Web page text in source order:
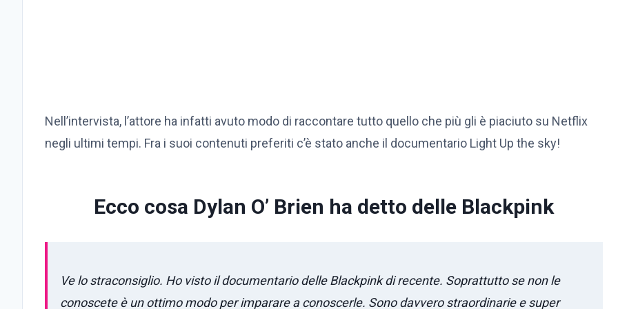
Nell’intervista, l’attore ha infatti avuto modo di raccontare tutto quello che più gli è piaciuto su Netflix
negli ultimi tempi. Fra i suoi contenuti preferiti c’è stato anche il documentario Light Up the sky!
Ecco cosa Dylan O’ Brien ha detto delle Blackpink
Ve lo straconsiglio. Ho visto il documentario delle Blackpink di recente. Soprattutto se non le
conoscete è un ottimo modo per imparare a conoscerle. Sono davvero straordinarie e super